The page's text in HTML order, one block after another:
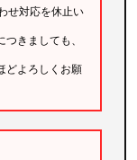
せ対応を休止い
きましても、
どよろしくお願